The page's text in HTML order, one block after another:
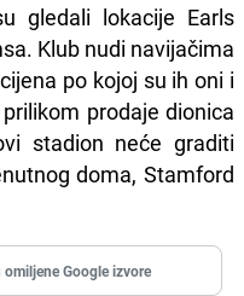
gledali lokacije Earls
Klub nudi navijačima
po kojoj su ih oni i
prodaje dionica
stadion neće graditi
doma, Stamford
Google izvore